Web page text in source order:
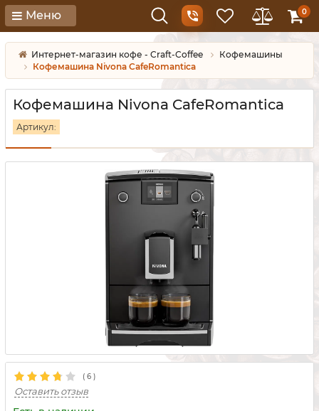
Меню 0
Интернет-магазин кофе - Craft-Coffee
Кофемашины
Кофемашина Nivona CafeRomantica
Кофемашина Nivona CafeRomantica
Артикул:
( 6 )
Оставить отзыв